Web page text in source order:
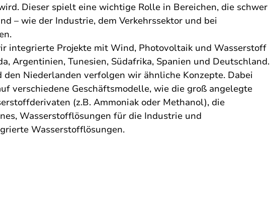
Dieser spielt eine wichtige Rolle in Bereichen, die schwer
– wie der Industrie, dem Verkehrssektor und bei
integrierte Projekte mit Wind, Photovoltaik und Wasserstoff
Argentinien, Tunesien, Südafrika, Spanien und Deutschland.
Niederlanden verfolgen wir ähnliche Konzepte. Dabei
verschiedene Geschäftsmodelle, wie die groß angelegte
(z.B. Ammoniak oder Methanol), die
Wasserstofflösungen für die Industrie und
Wasserstofflösungen.